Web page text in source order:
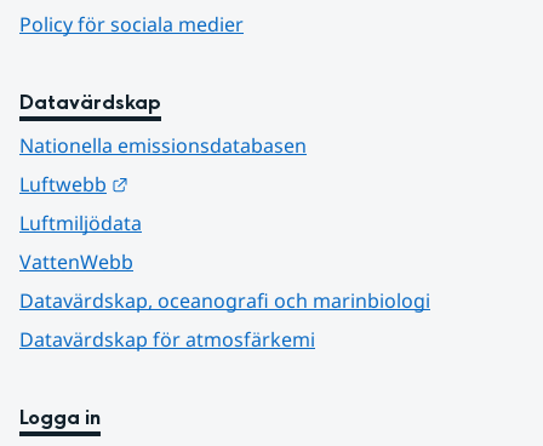
Policy för sociala medier
Datavärdskap
Nationella emissionsdatabasen
Luftwebb
Luftmiljödata
VattenWebb
Datavärdskap, oceanografi och marinbiologi
Datavärdskap för atmosfärkemi
Logga in